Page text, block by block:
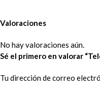
Valoraciones
No hay valoraciones aún.
Sé el primero en valorar
Tu dirección de correo